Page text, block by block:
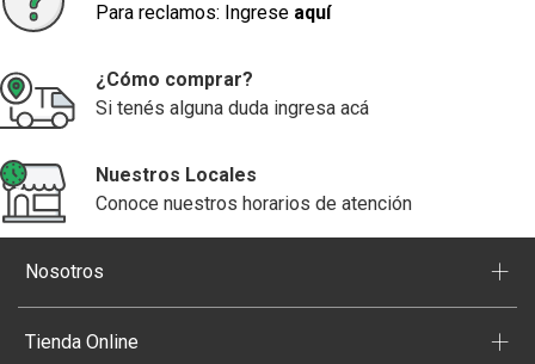
Para reclamos: Ingrese aquí
¿Cómo comprar?
Si tenés alguna duda ingresa acá
Nuestros Locales
Conoce nuestros horarios de atención
Nosotros +
Tienda Online +